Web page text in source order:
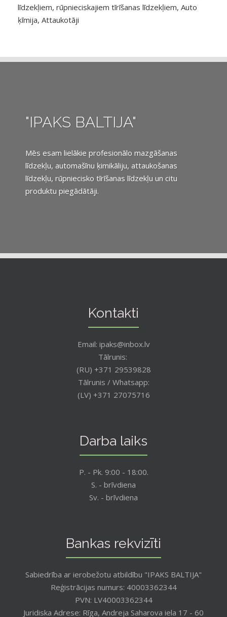
līdzekļiem, rūpnieciskajiem tīrīšanas līdzekļiem, Auto
ķīmija, Attaukotāji
"IPAKS BALTIJA"
Mēs esam lielākie profesionālo mazgāšanas
līdzekļu, automašīnu ķimikāliju, attaukošanas
līdzekļu, rūpniecisko tīrīšanas līdzekļu un citu
produktu piegādātāji.
Kontakti
Email: ipaks@inbox.lv
Tālrunis:
(RU) +371 29539828
Tālrunis / Whatsapp:
(LV) +371 27075716
Darba laiks
P. - Pk. 9:00 - 18:00.
S. - brīvdiena
Sv. - brīvdiena
Bankas rekvizīti
Sabiedrība ar ierobežotu atbildību "IPAKS BALTIJA"
Reģistrācijas numurs: 40003362344
PVN: LV40003362344
Juridiska Adrese: Rīga, Andreja Saharova iela 17 - 60